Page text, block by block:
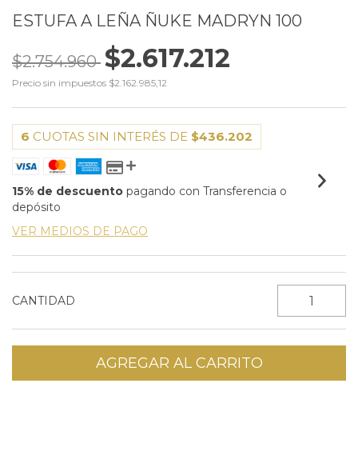
ESTUFA A LEÑA ÑUKE MADRYN 100
$2.754.960 $2.617.212
Precio sin impuestos $2.162.985,12
6 CUOTAS SIN INTERÉS DE $436.202
15% de descuento pagando con Transferencia o
depósito
VER MEDIOS DE PAGO
CANTIDAD